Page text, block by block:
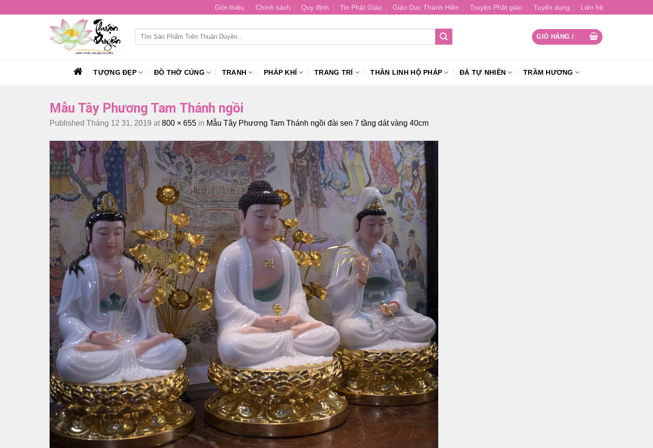
Giới thiệu Chính sách Quy định Tin Phật Giáo Giáo Dục Thánh Hiền Truyện Phật giáo Tuyển dụng Liên hệ
Tìm
GIỎ HÀNG /
TƯỢNG ĐẸP ĐỒ THỜ CÚNG TRANH PHÁP KHÍ TRANG TRÍ THẦN LINH HỘ PHÁP ĐÁ TỰ NHIÊN TRẦM HƯƠNG
Mẫu Tây Phương Tam Thánh ngồi
Published Tháng 12 31, 2019 at 800 × 655 in Mẫu Tây Phương Tam Thánh ngồi đài sen 7 tầng dát vàng 40cm